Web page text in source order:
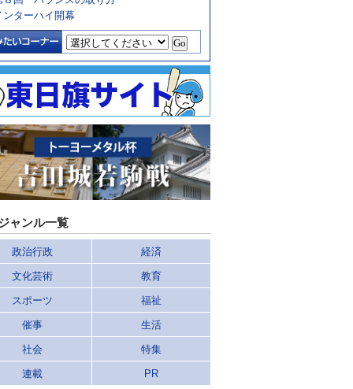
ンターハイ開幕
ャンル一覧
政治行政 経済
文化芸術 教育
スポーツ 福祉
催事 生活
社会 特集
連載 PR